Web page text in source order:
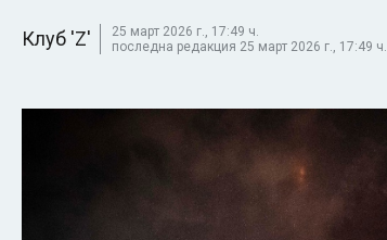
Клуб 'Z'
25 март 2026 г., 17:49 ч.
последна редакция 25 март 2026 г., 17:49 ч.